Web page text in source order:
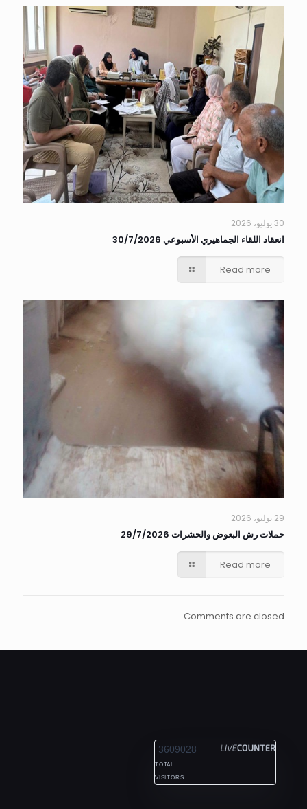
30 يوليو، 2026
انعقاد اللقاء الجماهيري الأسبوعي 30/7/2026
Read more
29 يوليو، 2026
حملات رش البعوض والحشرات 29/7/2026
Read more
Comments are closed.
3609028
TOTAL
VISITORS